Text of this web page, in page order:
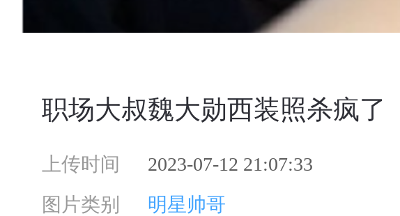
职场大叔魏大勋西装照杀疯了
上传时间
2023-07-12 21:07:33
图片类别
明星帅哥